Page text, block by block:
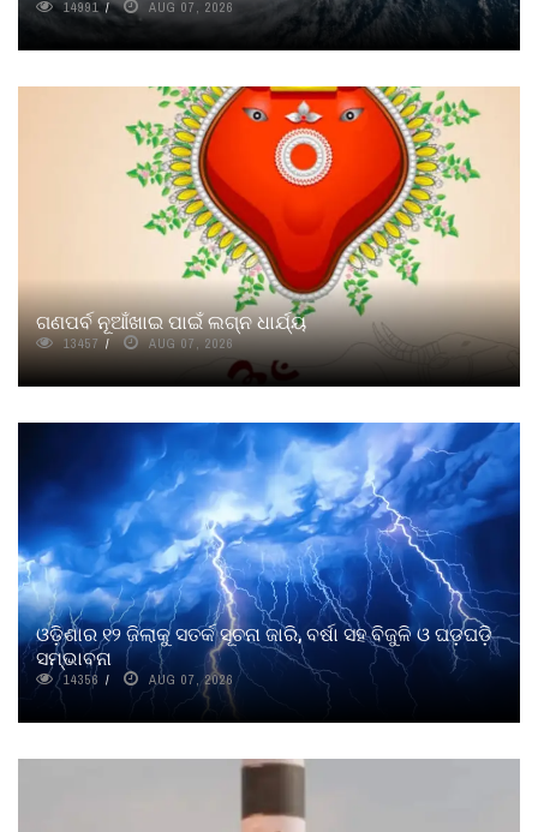
14991 AUG 07, 2026
ଗଣପର୍ବ ନୂଆଁଖାଇ ପାଇଁ ଲଗ୍ନ ଧାର୍ଯ୍ୟ
13457 AUG 07, 2026
ଓଡ଼ିଶାର ୧୨ ଜିଲାକୁ ସତର୍କ ସୂଚନା ଜାରି, ବର୍ଷା ସହ ବିଜୁଳି ଓ ଘଡ଼ଘଡ଼ି
ସମ୍ଭାବନା
14356 AUG 07, 2026